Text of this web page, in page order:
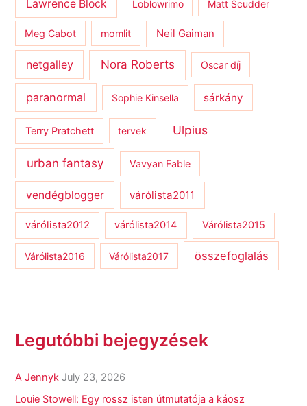
Lawrence Block Loblowrimo Matt Scudder
Meg Cabot momlit Neil Gaiman
netgalley Nora Roberts Oscar díj
paranormal Sophie Kinsella sárkány
Terry Pratchett tervek Ulpius
urban fantasy Vavyan Fable
vendégblogger várólista2011
várólista2012 várólista2014 Várólista2015
Várólista2016 Várólista2017 összefoglalás
Legutóbbi bejegyzések
A Jennyk July 23, 2026
Louie Stowell: Egy ​rossz isten útmutatója a káosz